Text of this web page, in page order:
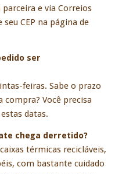
e via Correios
CEP na página de
ser
feiras. Sabe o prazo
Você precisa
datas.
chega derretido?
térmicas recicláveis,
com bastante cuidado